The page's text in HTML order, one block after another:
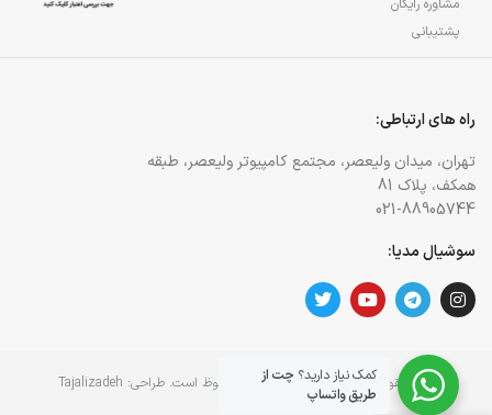
مشاوره رایگان
پشتیبانی
راه های ارتباطی:
تهران، میدان ولیعصر، مجتمع کامپیوتر ولیعصر، طبقه
همکف، پلاک 81
021-88905744
سوشیال مدیا:
کلیه حقوق برای وبسایت آژمان آی تی محفوظ است. طراحی: Tajalizadeh کمک نیاز دارید؟ چت از
طریق واتساپ